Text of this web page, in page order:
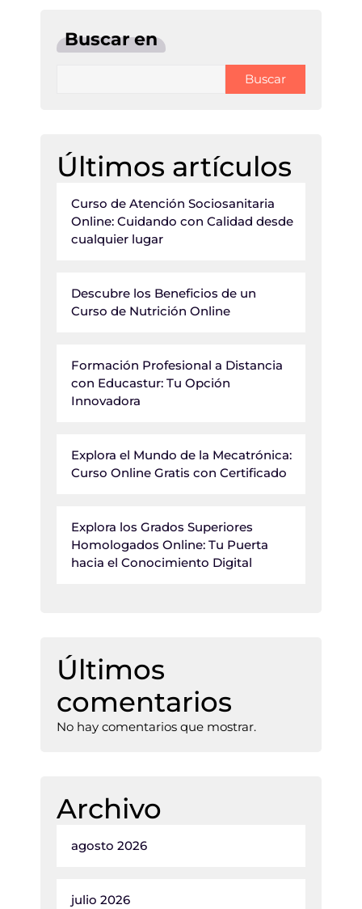
Buscar en
Buscar
Últimos artículos
Curso de Atención Sociosanitaria
Online: Cuidando con Calidad desde
cualquier lugar
Descubre los Beneficios de un
Curso de Nutrición Online
Formación Profesional a Distancia
con Educastur: Tu Opción
Innovadora
Explora el Mundo de la Mecatrónica:
Curso Online Gratis con Certificado
Explora los Grados Superiores
Homologados Online: Tu Puerta
hacia el Conocimiento Digital
Últimos
comentarios
No hay comentarios que mostrar.
Archivo
agosto 2026
julio 2026